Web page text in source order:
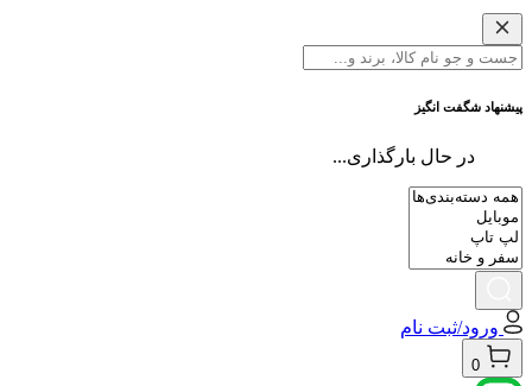
پیشنهاد شگفت انگیز
در حال بارگذاری...
ورود/ثبت نام
0